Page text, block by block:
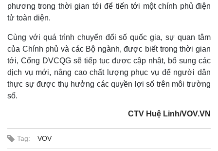
phương trong thời gian tới để tiến tới một chính phủ điện
tử toàn diện.
Cùng với quá trình chuyển đổi số quốc gia, sự quan tâm
của Chính phủ và các Bộ ngành, được biết trong thời gian
tới, Cổng DVCQG sẽ tiếp tục được cập nhật, bổ sung các
dịch vụ mới, nâng cao chất lượng phục vụ để người dân
thực sự được thụ hưởng các quyền lợi số trên môi trường
số.
CTV Huệ Linh/VOV.VN
Tag: VOV